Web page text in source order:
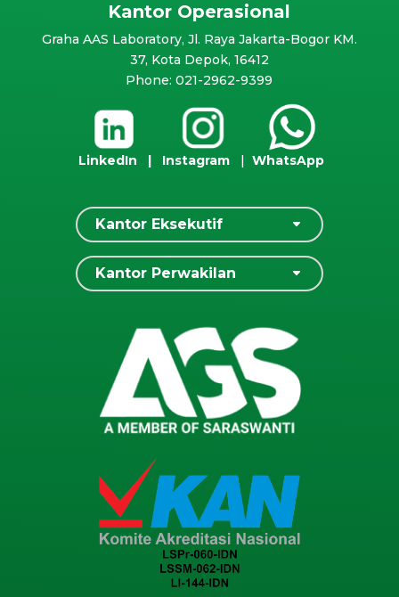
Kantor Operasional
Graha AAS Laboratory, Jl. Raya Jakarta-Bogor KM.
37, Kota Depok, 16412
Phone: 021-2962-9399
LinkedIn Instagram| WhatsApp
Kantor Eksekutif
Kantor Perwakilan